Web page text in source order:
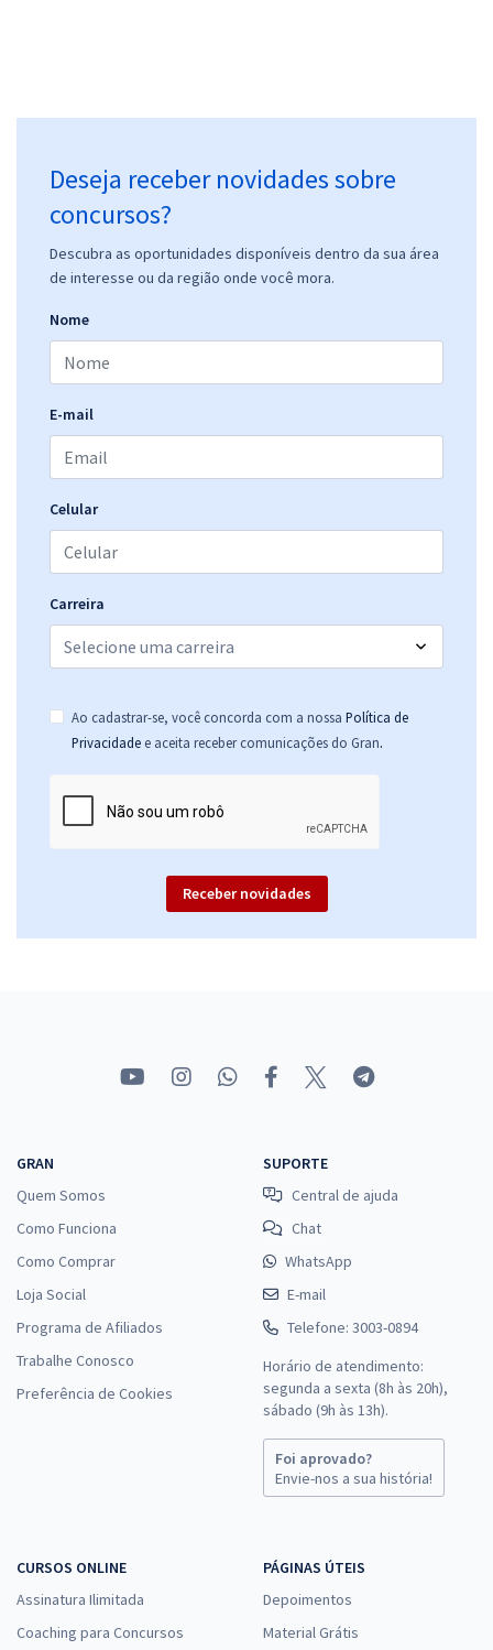
Deseja receber novidades sobre
concursos?
Descubra as oportunidades disponíveis dentro da sua área
de interesse ou da região onde você mora.
Nome
E-mail
Celular
Carreira
Ao cadastrar-se, você concorda com a nossa Política de
Privacidade e aceita receber comunicações do Gran.
Receber novidades
GRAN
Quem Somos
Como Funciona
Como Comprar
Loja Social
Programa de Afiliados
Trabalhe Conosco
Preferência de Cookies
SUPORTE
Central de ajuda
Chat
WhatsApp
E-mail
Telefone: 3003-0894
Horário de atendimento:
segunda a sexta (8h às 20h),
sábado (9h às 13h).
Foi aprovado?
Envie-nos a sua história!
CURSOS ONLINE
Assinatura Ilimitada
Coaching para Concursos
PÁGINAS ÚTEIS
Depoimentos
Material Grátis